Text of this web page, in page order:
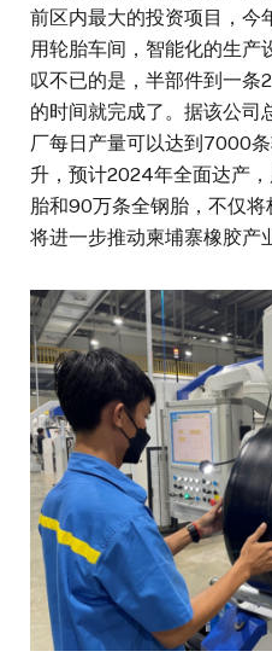
前区内最大的投资项目，今
用轮胎车间，智能化的生产
叹不已的是，半部件到一
的时间就完成了。据该公司
厂每日产量可以达到7000
升，预计2024年全面达产
胎和90万条全钢胎，不仅
将进一步推动柬埔寨橡胶产